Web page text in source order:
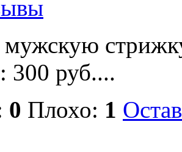
300 руб....
0 Плохо: 1